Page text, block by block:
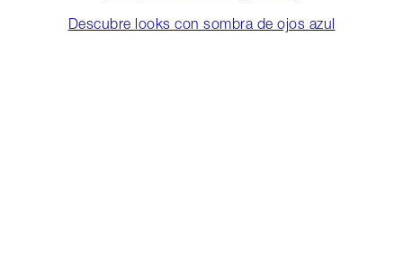
Descubre looks con sombra de ojos azul